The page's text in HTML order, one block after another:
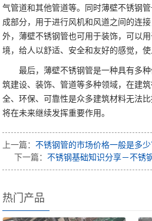
气管道和其他管道等。同时薄壁不锈钢
成部分，用于进行风机和风道之间的连
外，薄壁不锈钢管也可用于装饰，可以
境，给人以舒适、安全和友好的感觉，使
最后，薄壁不锈钢管是一种具有多
筑建设、装饰、管道等多种领域，在建
全、环保、可靠性是众多建筑材料无法
将在未来继续发挥重要作用。
上一篇：不锈钢管的市场价格一般是多
下一篇： 不锈钢基础知识分享－不锈
热门产品